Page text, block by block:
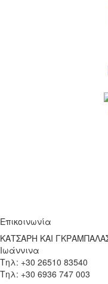
Επικοινωνία
ΚΑΤΣΑΡΗ ΚΑΙ
Ιωάννινα
Τηλ: +30 26510 83540
Τηλ: +30 6936 747 003